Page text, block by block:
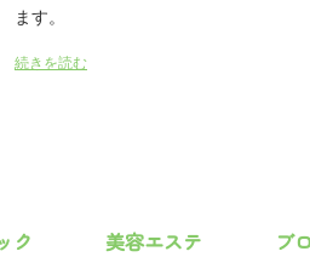
ます。
続きを読む
ク 美容エステ ブ